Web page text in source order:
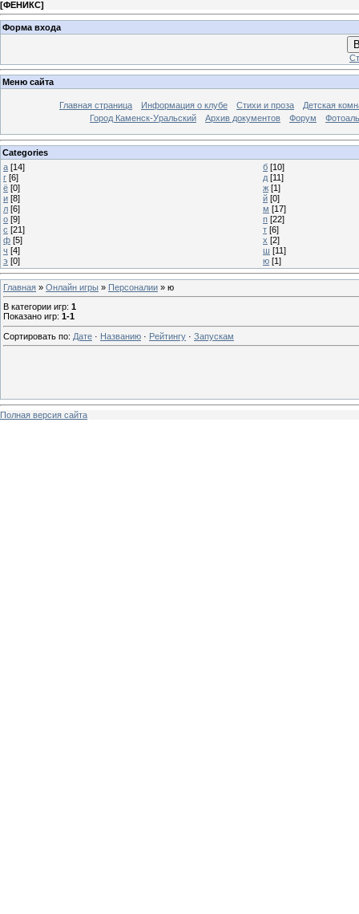
[ФЕНИКС]
Форма входа
Меню сайта
Главная страница Информация о клубе Стихи и проза
Детская
Город Каменск-Уральский
Архив документов Форум
Categories
а [14] б [10]
г [6] д [11]
ё [0] ж [1]
и [8] й [0]
л [6] м [17]
о [9] п [22]
с [21] т [6]
ф [5] х [2]
ч [4] ш [11]
э [0] ю [1]
Главная » Онлайн игры » Персоналии » ю
В категории игр: 1
Показано игр: 1-1
Сортировать по: Дате · Названию · Рейтингу · Запускам
Полная версия сайта